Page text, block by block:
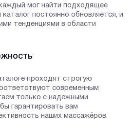
мог найти подходящее
постоянно обновляется, и
тенденциями в области
проходят строгую
современным
только с надежными
гарантировать вам
наших массажёров.